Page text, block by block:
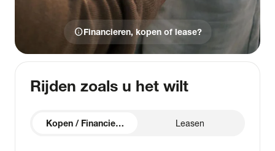
infoFinancieren, kopen of lease?
Rijden zoals u het wilt
Kopen / Financieren Leasen